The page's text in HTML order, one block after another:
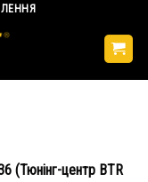
(Тюнінг-центр BTR